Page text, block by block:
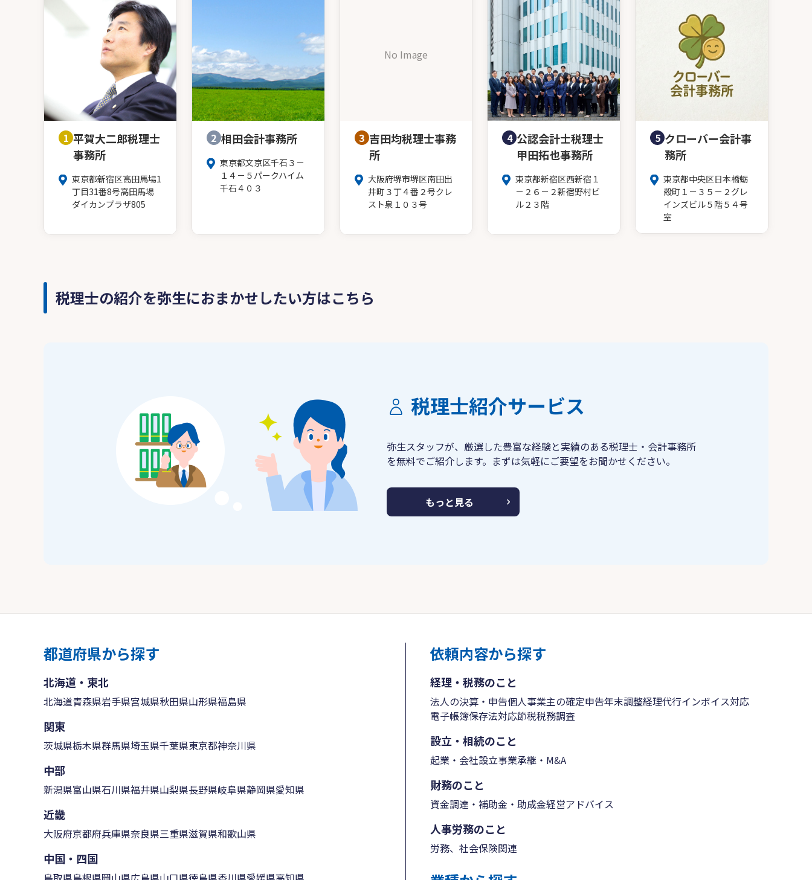
1 平賀大二郎税理士
事務所
東京都新宿区高田馬場1
丁目31番8号高田馬場
ダイカンプラザ805
2 相田会計事務所
東京都文京区千石３－
１４－５パークハイム
千石４０３
No Image
3 吉田均税理士事務
所
大阪府堺市堺区南田出
井町３丁４番２号クレ
スト泉１０３号
4 公認会計士税理士
甲田拓也事務所
東京都新宿区西新宿１
－２６－２新宿野村ビ
ル２３階
5 クローバー会計事
務所
東京都中央区日本橋蛎
殻町１－３５－２グレ
インズビル５階５４号
室
税理士の紹介を弥生におまかせしたい方はこちら
税理士紹介サービス
弥生スタッフが、厳選した豊富な経験と実績のある税理士・会計事務所
を無料でご紹介します。まずは気軽にご要望をお聞かせください。
もっと見る
都道府県から探す
北海道・東北
北海道青森県岩手県宮城県秋田県山形県福島県
関東
茨城県栃木県群馬県埼玉県千葉県東京都神奈川県
中部
新潟県富山県石川県福井県山梨県長野県岐阜県静岡県愛知県
近畿
大阪府京都府兵庫県奈良県三重県滋賀県和歌山県
中国・四国
依頼内容から探す
経理・税務のこと
法人の決算・申告個人事業主の確定申告年末調整経理代行インボイス対応
電子帳簿保存法対応節税税務調査
設立・相続のこと
起業・会社設立事業承継・M&A
財務のこと
資金調達・補助金・助成金経営アドバイス
人事労務のこと
労務、社会保険関連